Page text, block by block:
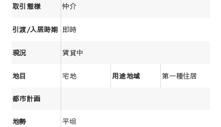
取引態様 仲介
引渡/入居時期 即時
現況 賃貸中
地目 宅地 用途地域 第一種住居
都市計画
地勢 平坦